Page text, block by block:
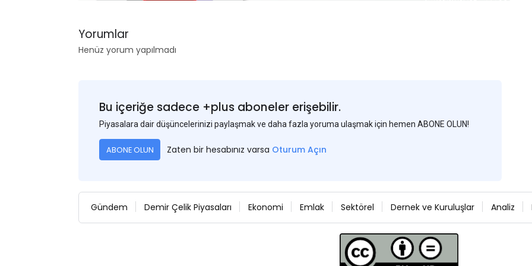
Yorumlar
Henüz yorum yapılmadı
Bu içeriğe sadece +plus aboneler erişebilir.
Piyasalara dair düşüncelerinizi paylaşmak ve daha fazla yoruma ulaşmak için hemen ABONE OLUN!
ABONE OLUN Zaten bir hesabınız varsa Oturum Açın
Gündem Demir Çelik Piyasaları Ekonomi Emlak Sektörel Dernek ve Kuruluşlar Analiz